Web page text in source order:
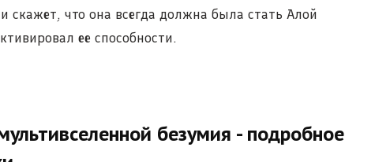
скажет, что она всегда должна была стать Алой
ее способности.
безумия - подробное